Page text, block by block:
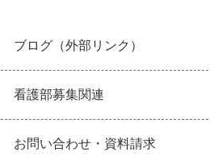
ブログ （外部リンク）
看護部募集関連
お問い合わせ・資料請求